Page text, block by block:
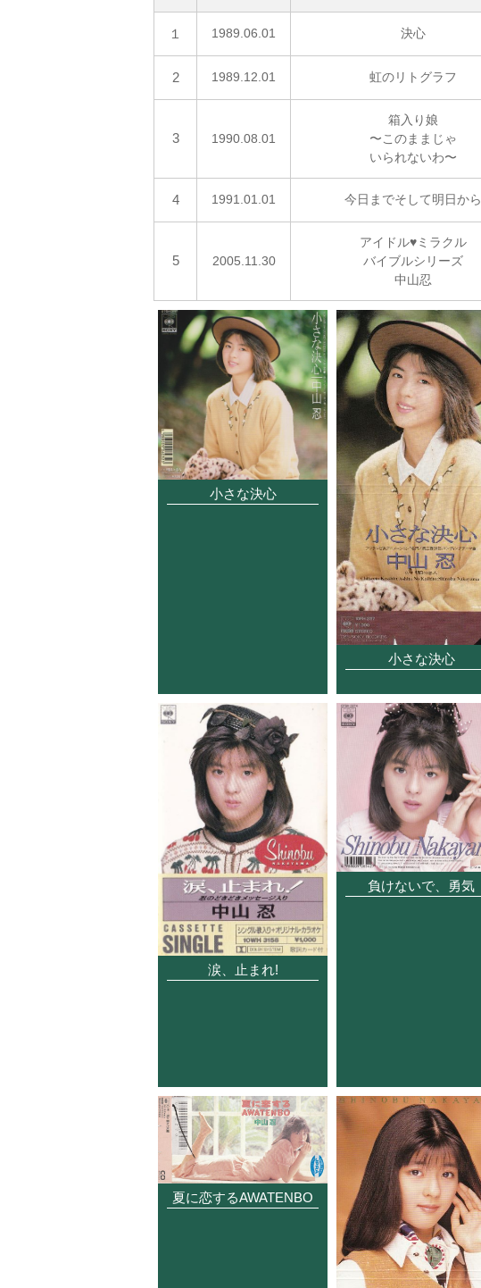
１ 1989.06.01 決心
2 1989.12.01 虹のリトグラフ
3 1990.08.01
箱入り娘
〜このままじゃ
いられないわ〜
4 1991.01.01 今日までそして明日から
5 2005.11.30
アイドル♥ミラクル
バイブルシリーズ
中山忍
小さな決心
小さな決心
涙、止まれ!
負けないで、勇気
夏に恋するAWATENBO